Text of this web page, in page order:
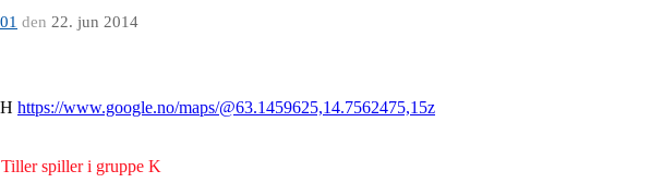
den 22. jun 2014
https://www.google.no/maps/@63.1459625,14.7562475,15z
Tiller spiller i gruppe K